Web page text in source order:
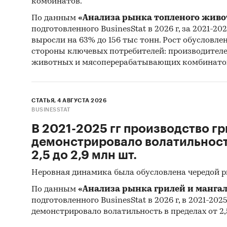
там
По данным «Анализа рынка топленого
подготовленного BusinesStat в 2026 г, за 2021-
выросли на 63% до 156 тыс тонн. Рост
стороны ключевых потребителей:
животных и мясоперерабатывающих
СТАТЬЯ, 4 АВГУСТА 2026
BUSINESSTAT
В 2021-2025 гг производство
демонстрировало
2,5 до 2,9 млн шт.
Неровная динамика была обусловлена чередой
По данным «Анализа рынка грилей и
подготовленного BusinesStat в 2026 г, в 2021-
демонстрировало волатильность в пределах от